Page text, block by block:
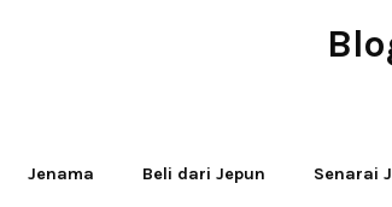
Jenama Beli dari Jepun Senarai